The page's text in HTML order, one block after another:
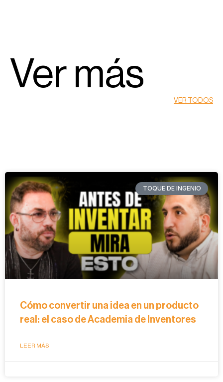
Ver más
VER TODOS
TOQUE DE INGENIO
Cómo convertir una idea en un producto
real: el caso de Academia de Inventores
LEER MÁS